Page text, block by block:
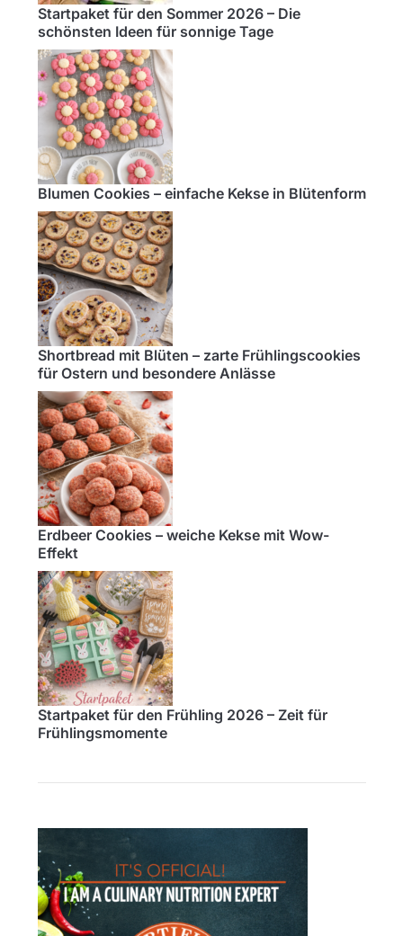
Startpaket für den Sommer 2026 – Die
schönsten Ideen für sonnige Tage
Blumen Cookies – einfache Kekse in Blütenform
Shortbread mit Blüten – zarte Frühlingscookies
für Ostern und besondere Anlässe
Erdbeer Cookies – weiche Kekse mit Wow-
Effekt
Startpaket für den Frühling 2026 – Zeit für
Frühlingsmomente